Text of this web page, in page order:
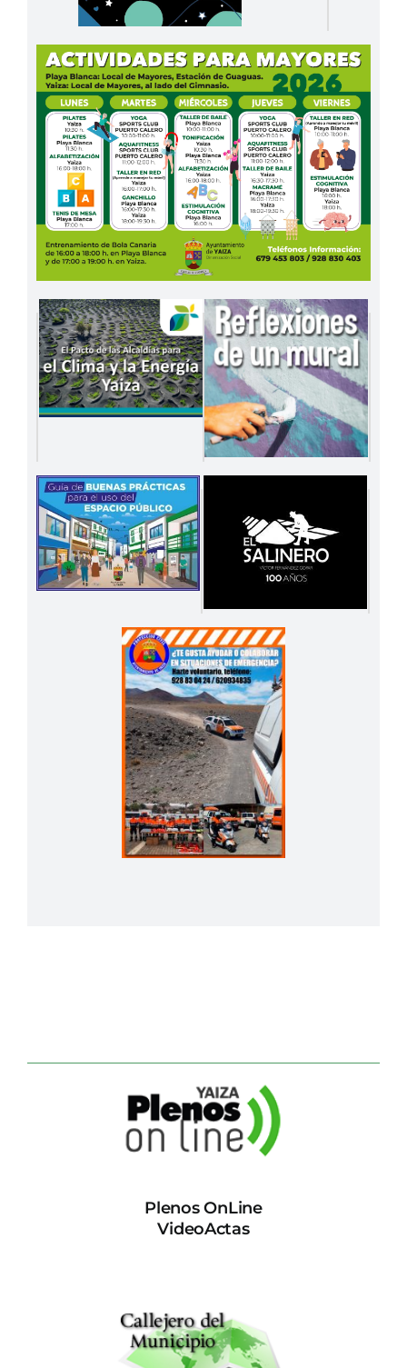
Plenos OnLine
VideoActas